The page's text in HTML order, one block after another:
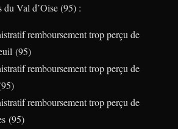
du Val d’Oise (95) :
remboursement trop perçu de
(95)
remboursement trop perçu de
remboursement trop perçu de
(95)